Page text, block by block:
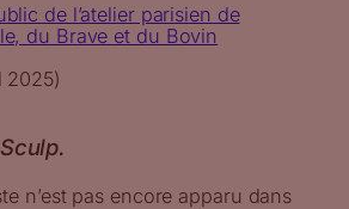
de l’atelier parisien de
du Brave et du Bovin
2025)
n’est pas encore apparu dans